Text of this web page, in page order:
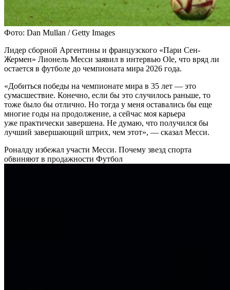
Фото: Dan Mullan / Getty Images
Лидер сборной Аргентины и французского «Пари Сен-
Жермен» Лионель Месси заявил в интервью Ole, что вряд ли
остается в футболе до чемпионата мира 2026 года.
«Добиться победы на чемпионате мира в 35 лет — это
сумасшествие. Конечно, если бы это случилось раньше, то
тоже было бы отлично. Но тогда у меня оставались бы еще
многие годы на продолжение, а сейчас моя карьера
уже практически завершена. Не думаю, что получился бы
лучший завершающий штрих, чем этот», — сказал Месси.
Роналду избежал участи Месси. Почему звезд спорта
обвиняют в продажности Футбол